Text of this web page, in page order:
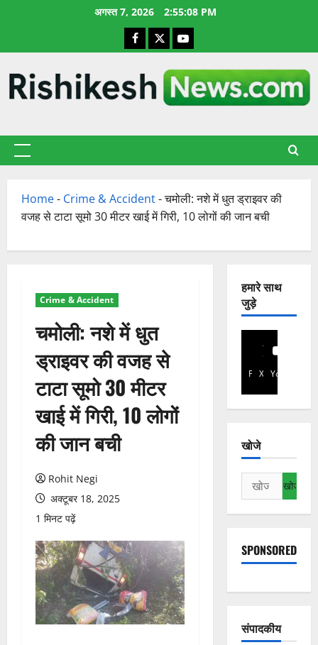
अगस्त 7, 2026 2:55:09 PM
Facebook
X YouTube
प्राथमिक
Home- Crime & Accident-चमोली: नशे में धुत ड्राइवर की
वजह से टाटा सूमो 30 मीटर खाई में गिरी, 10 लोगों की जान बची
Crime & Accident
चमोली: नशे में धुत
ड्राइवर की वजह से
टाटा सूमो 30 मीटर
खाई में गिरी, 10 लोगों
की जान बची
Rohit Negi
अक्टूबर 18, 2025
1 मिनट पढ़ें
हमारे साथ
जुड़े
Facebook
X YouTube
खोजे
निम्न
को
खोजें:
SPONSORED
संपादकीय